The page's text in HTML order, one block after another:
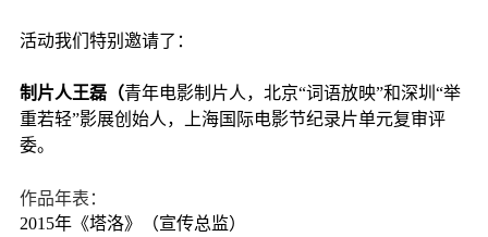
活动我们特别邀请了：
制片人王磊（青年电影制片人，北京“词语放映”和深圳“举
重若轻”影展创始人，上海国际电影节纪录片单元复审评
委。
作品年表：
2015年《塔洛》（宣传总监）